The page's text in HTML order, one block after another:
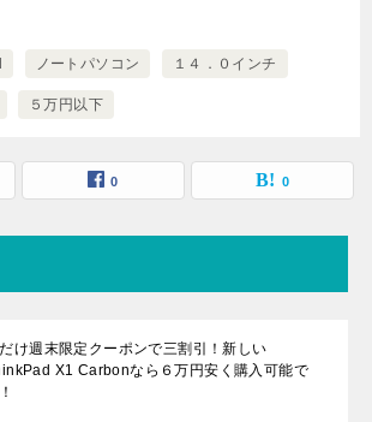
ノートパソコン １４．０インチ
５万円以下
0 0
け週末限定クーポンで三割引！新しい
X1 Carbonなら６万円安く購入可能で